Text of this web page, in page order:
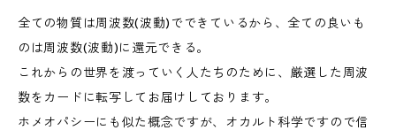
全ての物質は周波数(波動)でできているから、全ての良いも
のは周波数(波動)に還元できる。
これからの世界を渡っていく人たちのために、厳選した周波
数をカードに転写してお届けしております。
ホメオパシーにも似た概念ですが、オカルト科学ですので信